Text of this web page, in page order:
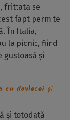
frittata se
fapt permite
În Italia,
la picnic, fiind
gustoasă și
dovlecei și
și totodată